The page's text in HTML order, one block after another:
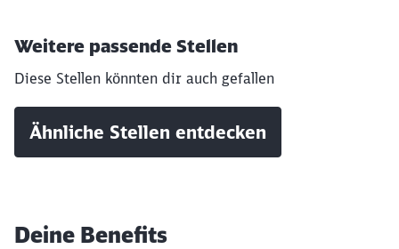
Weitere passende Stellen
Diese Stellen könnten dir auch gefallen
Ähnliche Stellen entdecken
Deine Benefits